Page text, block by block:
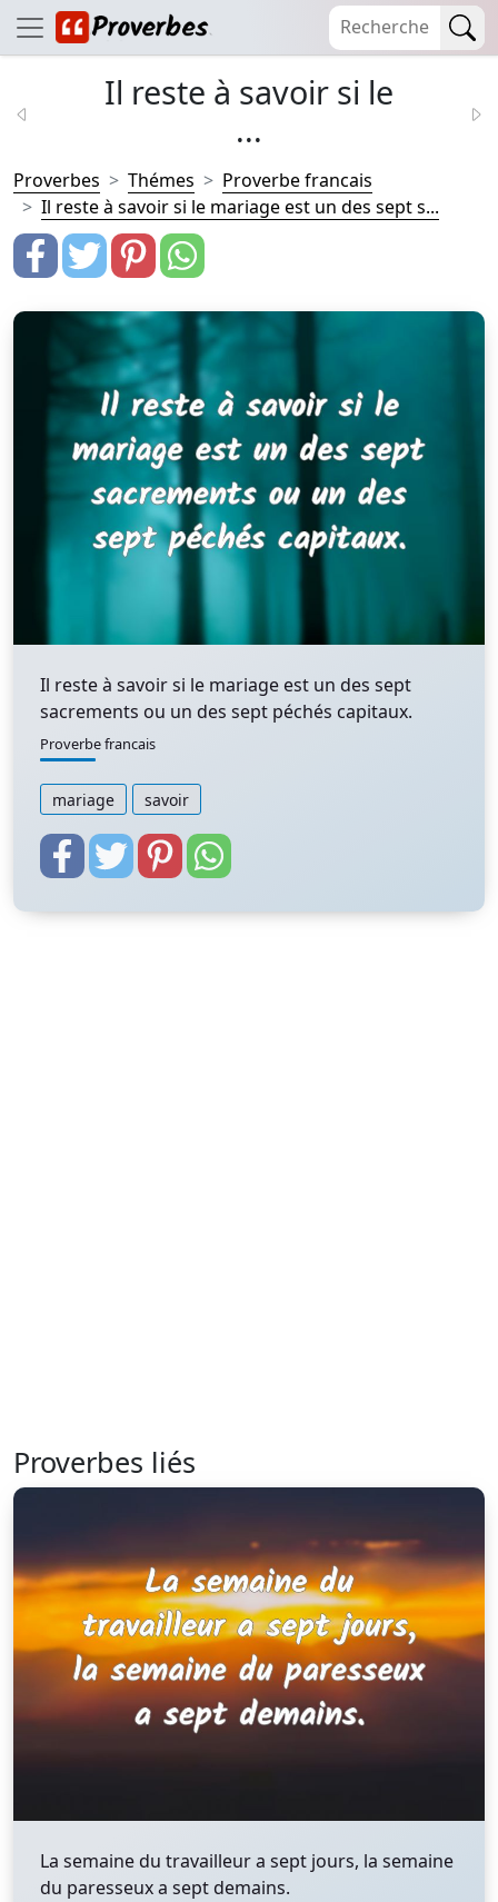
Il reste à savoir si le
...
Proverbes Thémes
Proverbe francais
Il reste à savoir si le mariage est un des sept s...
Il reste à savoir si le mariage est un des sept
sacrements ou un des sept péchés capitaux.
Proverbe francais
mariage savoir
Proverbes liés
La semaine du travailleur a sept jours, la semaine
du paresseux a sept demains.